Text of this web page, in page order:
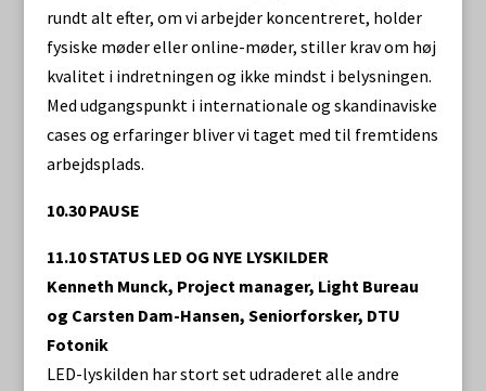
rundt alt efter, om vi arbejder koncentreret, holder
fysiske møder eller online-møder, stiller krav om høj
kvalitet i indretningen og ikke mindst i belysningen.
Med udgangspunkt i internationale og skandinaviske
cases og erfaringer bliver vi taget med til fremtidens
arbejdsplads.
10.30 PAUSE
11.10 STATUS LED OG NYE LYSKILDER
Kenneth Munck, Project manager, Light Bureau
og Carsten Dam-Hansen, Seniorforsker, DTU
Fotonik
LED-lyskilden har stort set udraderet alle andre